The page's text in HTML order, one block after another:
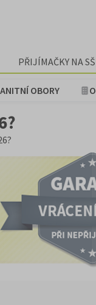
PŘIJÍMAČKY NA SŠ
OBORY